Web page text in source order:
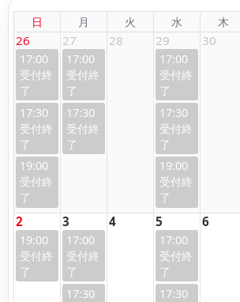
日 月 火 水 木
26
17:00
17:30
19:00
27
17:00
17:30
28 29
17:00
17:30
19:00
30
2
19:00
3
17:00
17:30
4 5
17:00
17:30
6